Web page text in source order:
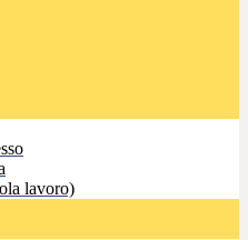
lavoro)